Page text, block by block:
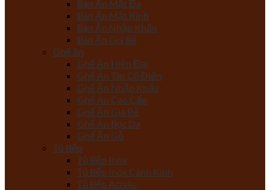
Bàn Ăn Mặt Đá
Bàn Ăn Mặt Kính
Bàn Ăn Nhập Khẩu
Bàn Ăn Giá Rẻ
Ghế ăn
Ghế Ăn Hiện Đại
Ghế Ăn Tân Cổ Điển
Ghế Ăn Nhập Khẩu
Ghế Ăn Cao Cấp
Ghế Ăn Giá Rẻ
Ghế Ăn Bọc Da
Ghế Ăn Gỗ
Tủ Bếp
Tủ Bếp Inox
Tủ Bếp Inox Cánh Kính
Tủ Bếp Acrylic